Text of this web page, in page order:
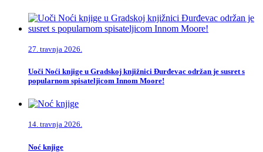
27. travnja 2026.
Uoči Noći knjige u Gradskoj knjižnici Đurđevac održan je susret s
popularnom spisateljicom Innom Moore!
14. travnja 2026.
Noć knjige